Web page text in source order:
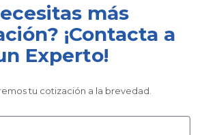
más
¡Contacta a
Experto!
tu cotización a la brevedad.